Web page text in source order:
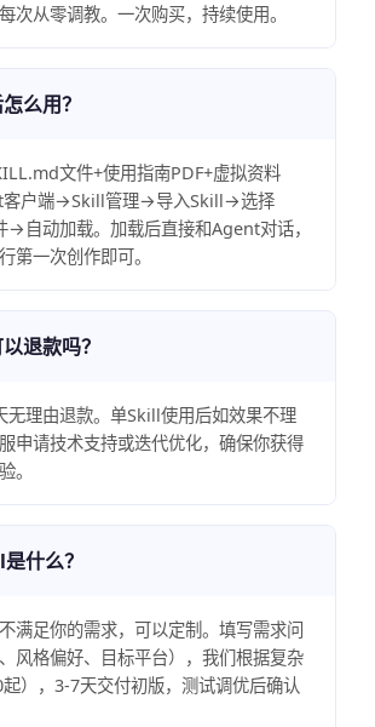
次从零调教。一次购买，持续使用。
么用？
文件+使用指南PDF+虚拟资料
客户端→Skill管理→导入Skill→选择
→自动加载。加载后直接和Agent对话，
第一次创作即可。
退款吗？
无理由退款。单Skill使用后如效果不理
申请技术支持或迭代优化，确保你获得
。
什么？
满足你的需求，可以定制。填写需求问
风格偏好、目标平台），我们根据复杂
），3-7天交付初版，测试调优后确认